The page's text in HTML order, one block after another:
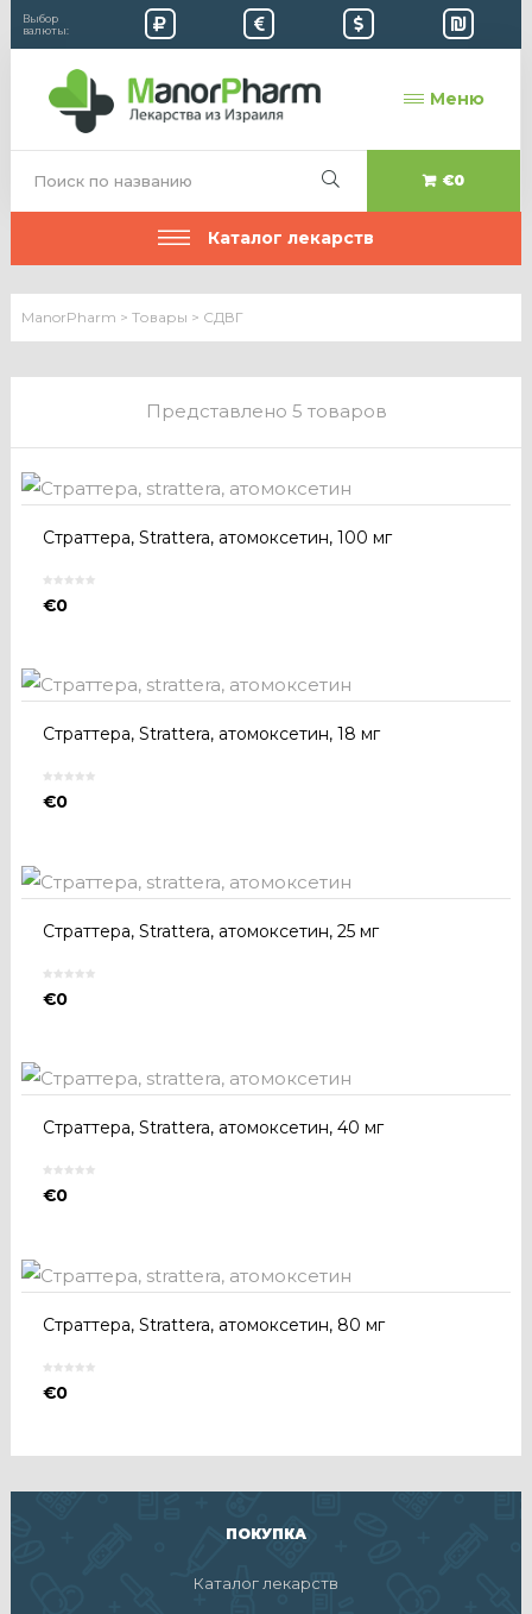
Выбор
валюты:
Меню
€0
Каталог лекарств
ManorPharm > Товары > СДВГ
Представлено 5 товаров
Страттера, Strattera, атомоксетин, 100 мг
€0
Страттера, Strattera, атомоксетин, 18 мг
€0
Страттера, Strattera, атомоксетин, 25 мг
€0
Страттера, Strattera, атомоксетин, 40 мг
€0
Страттера, Strattera, атомоксетин, 80 мг
€0
ПОКУПКА
Каталог лекарств